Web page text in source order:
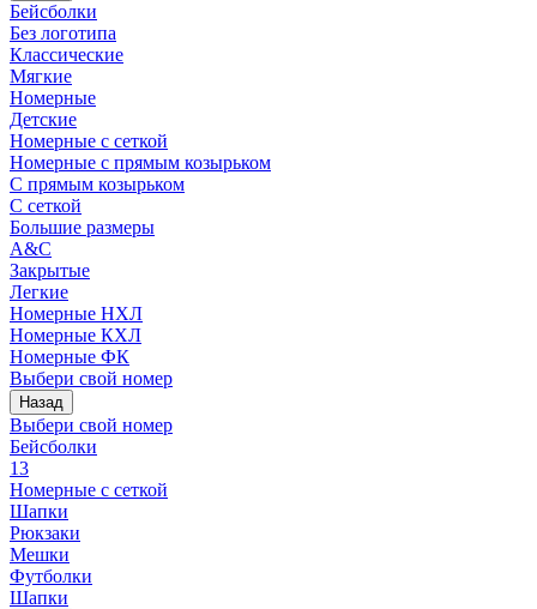
Бейсболки
Без логотипа
Классические
Мягкие
Номерные
Детские
Номерные с сеткой
Номерные с прямым козырьком
С прямым козырьком
С сеткой
Большие размеры
A&C
Закрытые
Легкие
Номерные НХЛ
Номерные КХЛ
Номерные ФК
Выбери свой номер
Назад
Выбери свой номер
Бейсболки
13
Номерные с сеткой
Шапки
Рюкзаки
Мешки
Футболки
Шапки